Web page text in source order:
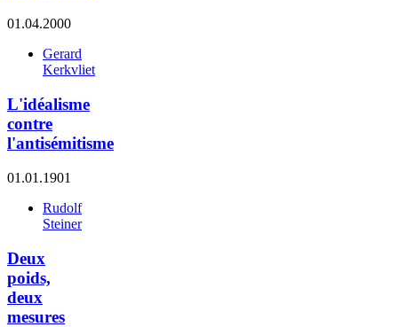
01.04.2000
Gerard
Kerkvliet
L'idéalisme
contre
l'antisémitisme
01.01.1901
Rudolf
Steiner
Deux
poids,
deux
mesures